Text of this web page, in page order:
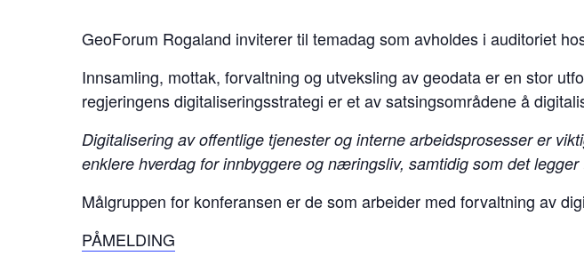
GeoForum Rogaland inviterer til temadag som avholdes i auditoriet
Innsamling, mottak, forvaltning og utveksling av geodata er en stor
regjeringens digitaliseringsstrategi er et av satsingsområdene å
Digitalisering av offentlige tjenester og interne arbeidsprosesser er
enklere hverdag for innbyggere og næringsliv, samtidig som det
Målgruppen for konferansen er de som arbeider med forvaltning av
PÅMELDING